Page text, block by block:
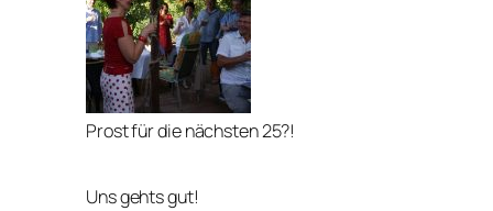
Prost für die nächsten 25?!
Uns gehts gut!